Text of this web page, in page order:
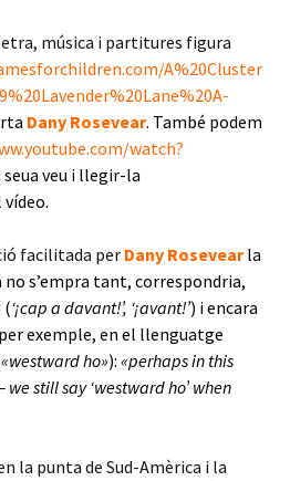
música i partitures figura
A%20Cluster
Dany Rosevear. També podem
watch?
seua veu i llegir-la
facilitada per Dany Rosevearla
no s’empra tant, correspondria,
(‘¡cap a davant!’, ‘¡avant!’) i encara
exemple, en el llenguatge
«westward ho»): «perhaps in this
we still say ‘westward ho’ when
la punta de Sud-Amèrica i la